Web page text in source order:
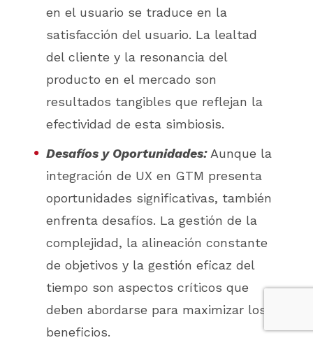
en el usuario se traduce en la
satisfacción del usuario. La lealtad
del cliente y la resonancia del
producto en el mercado son
resultados tangibles que reflejan la
efectividad de esta simbiosis.
Desafíos y Oportunidades:Aunque la
integración de UX en GTM presenta
oportunidades significativas, también
enfrenta desafíos. La gestión de la
complejidad, la alineación constante
de objetivos y la gestión eficaz del
tiempo son aspectos críticos que
deben abordarse para maximizar los
beneficios.